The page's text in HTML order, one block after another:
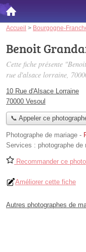
Accueil > Bourgogne-
Benoit
Cette fiche présente
rue d'alsace lorraine,
10 Rue d'Alsace Lorraine
70000 Vesoul
📞 Appeler ce
Photographe de mariage -
Services : photographe de
Recommander ce
Améliorer cette fiche
Autres photographes de